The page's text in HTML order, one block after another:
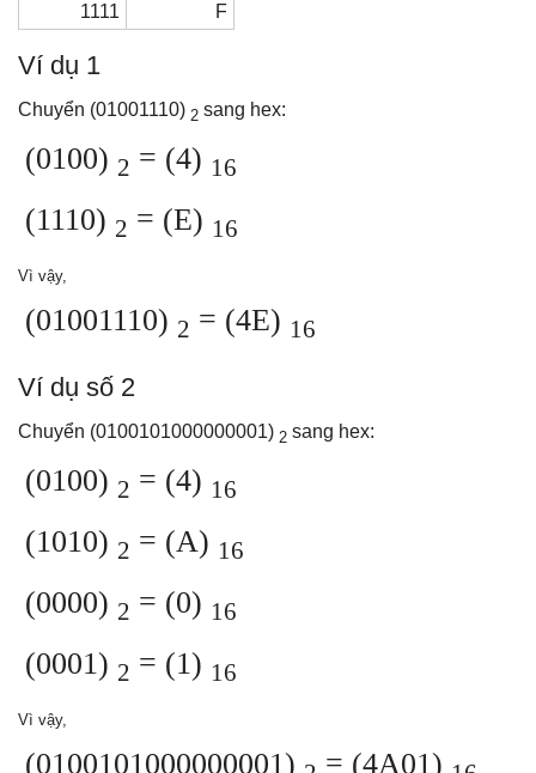
1111
F
Ví dụ 1
Chuyển (01001110) 2 sang hex:
(0100) 2 = (4) 16
(1110) 2 = (E) 16
Vì vậy,
(01001110) 2 = (4E) 16
Ví dụ số 2
Chuyển (0100101000000001) 2 sang hex:
(0100) 2 = (4) 16
(1010) 2 = (A) 16
(0000) 2 = (0) 16
(0001) 2 = (1) 16
Vì vậy,
(0100101000000001) = (4A01)